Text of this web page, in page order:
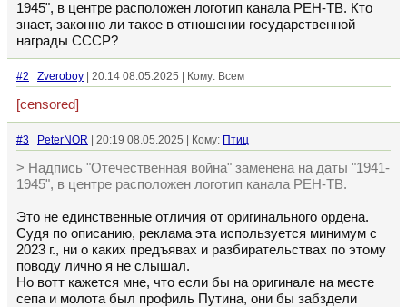
1945", в центре расположен логотип канала РЕН-ТВ. Кто
знает, законно ли такое в отношении государственной
награды СССР?
#2 Zveroboy | 20:14 08.05.2025 | Кому: Всем
[censored]
#3 PeterNOR | 20:19 08.05.2025 | Кому: Птиц
> Надпись "Отечественная война" заменена на даты "1941-
1945", в центре расположен логотип канала РЕН-ТВ.
Это не единственные отличия от оригинального ордена.
Судя по описанию, реклама эта используется минимум с
2023 г., ни о каких предъявах и разбирательствах по этому
поводу лично я не слышал.
Но вотт кажется мне, что если бы на оригинале на месте
сепа и молота был профиль Путина, они бы забздели